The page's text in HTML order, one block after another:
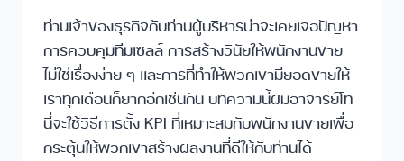
ท่านเจ้าของธุรกิจกับท่านผู้บริหารน่าจะเคยเจอปัญหา
การควบคุมทีมเซลล์ การสร้างวินัยให้พนักงานขาย
ไม่ใช่เรื่องง่าย ๆ และการที่ทำให้พวกเขามียอดขายให้
เราทุกเดือนก็ยากอีกเช่นกัน บทความนี้ผมอาจารย์โท
นี่จะใช้วิธีการตั้ง KPI ที่เหมาะสมกับพนักงานขายเพื่อ
กระตุ้นให้พวกเขาสร้างผลงานที่ดีให้กับท่านได้